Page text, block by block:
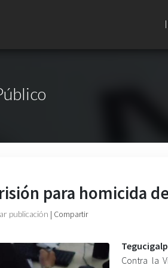
para homicida
publicación | Compartir
Contra la